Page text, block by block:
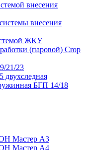
внесения
внесения
ЖКУ
(паровой) Crop
21/23
двухследная
БГП 14/18
Мастер А3
Мастер А4